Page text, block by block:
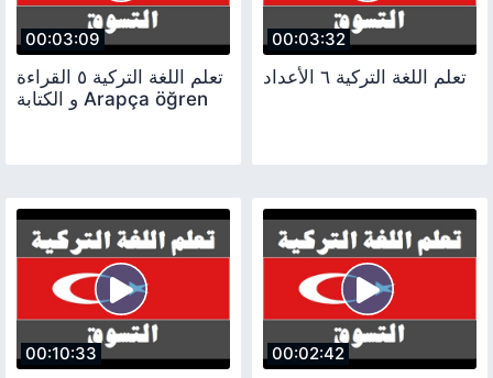
00:03:09
تعلم اللغة التركية ٥ القراءة
و الكتابة Arapça öğren
00:03:32
تعلم اللغة التركية ٦ الأعداد
00:10:33 00:02:42